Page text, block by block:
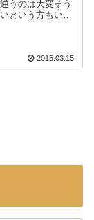
うのは大変そう
という方もいる
2015.03.15